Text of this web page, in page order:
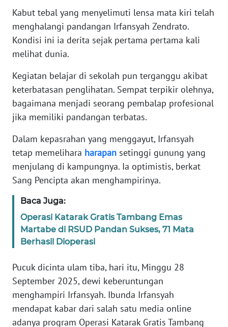
Kabut tebal yang menyelimuti lensa mata kiri telah
menghalangi pandangan Irfansyah Zendrato.
Kondisi ini ia derita sejak pertama pertama kali
melihat dunia.
Kegiatan belajar di sekolah pun terganggu akibat
keterbatasan penglihatan. Sempat terpikir olehnya,
bagaimana menjadi seorang pembalap profesional
jika memiliki pandangan terbatas.
Dalam kepasrahan yang menggayut, Irfansyah
tetap memelihara harapan setinggi gunung yang
menjulang di kampungnya. Ia optimistis, berkat
Sang Pencipta akan menghampirinya.
Baca Juga:
Operasi Katarak Gratis Tambang Emas
Martabe di RSUD Pandan Sukses, 71 Mata
Berhasil Dioperasi
Pucuk dicinta ulam tiba, hari itu, Minggu 28
September 2025, dewi keberuntungan
menghampiri Irfansyah. Ibunda Irfansyah
mendapat kabar dari salah satu media online
adanya program Operasi Katarak Gratis Tambang
WN
PAPUA
WN
PAPUA
BARAT
WN
WN
SERAMBI
JAMBI
WN
SULTRA
WN
NTB
WN
SULTENG